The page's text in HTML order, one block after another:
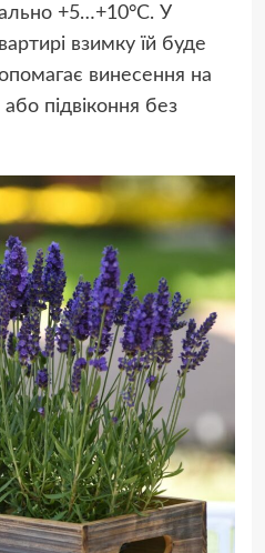
+5…+10°C. У
взимку їй буде
винесення на
підвіконня без